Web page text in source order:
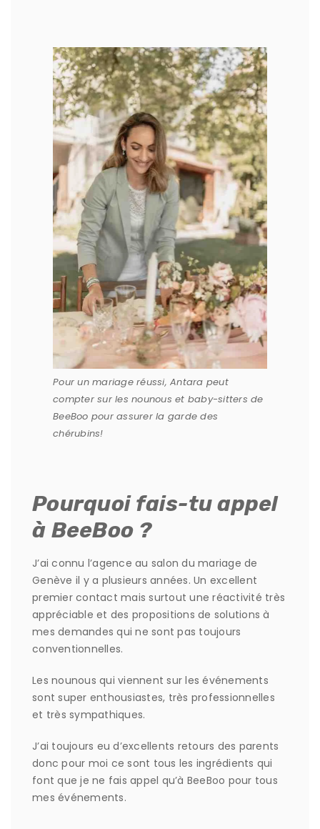
Pour un mariage réussi, Antara peut
compter sur les nounous et baby-sitters de
BeeBoo pour assurer la garde des
chérubins!
Pourquoi fais-tu appel
à BeeBoo ?
J’ai connu l’agence au salon du mariage de
Genève il y a plusieurs années. Un excellent
premier contact mais surtout une réactivité très
appréciable et des propositions de solutions à
mes demandes qui ne sont pas toujours
conventionnelles.
Les nounous qui viennent sur les événements
sont super enthousiastes, très professionnelles
et très sympathiques.
J’ai toujours eu d’excellents retours des parents
donc pour moi ce sont tous les ingrédients qui
font que je ne fais appel qu’à BeeBoo pour tous
mes événements.